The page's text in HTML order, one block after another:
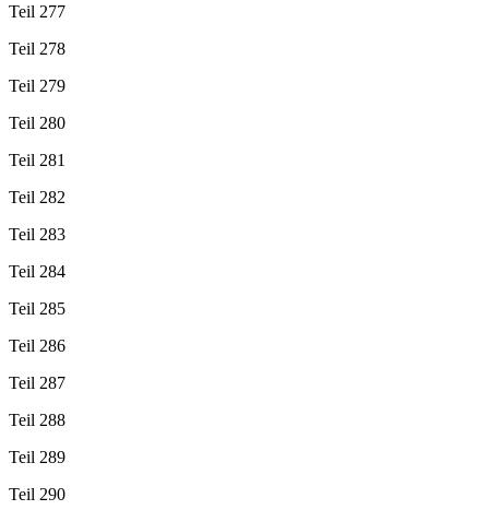
Teil 277
Teil 278
Teil 279
Teil 280
Teil 281
Teil 282
Teil 283
Teil 284
Teil 285
Teil 286
Teil 287
Teil 288
Teil 289
Teil 290